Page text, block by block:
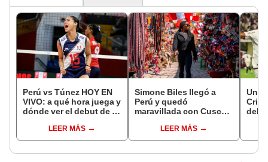
Perú vs Túnez HOY EN
VIVO: a qué hora juega y
dónde ver el debut de la
Sub 17 de Vóley 2026
LEER MÁS
Simone Biles llegó a
Perú y quedó
maravillada con Cusco:
lo hermoso que es este
país"
LEER MÁS
del